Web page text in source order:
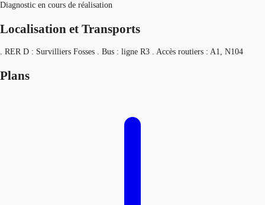
Diagnostic en cours de réalisation
Localisation et Transports
. RER D : Survilliers Fosses . Bus : ligne R3 . Accès routiers : A1, N104
Plans